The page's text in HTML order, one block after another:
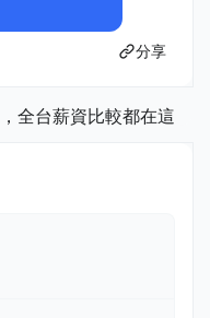
分享